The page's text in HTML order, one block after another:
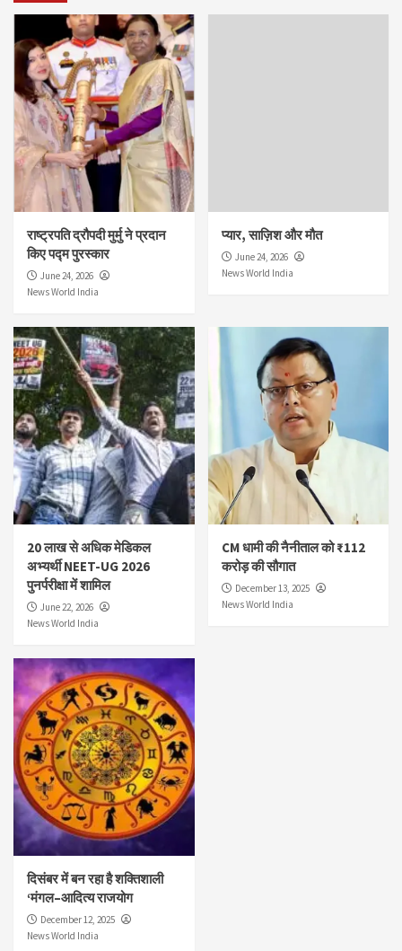
राष्ट्रपति द्रौपदी मुर्मु ने प्रदान
किए पद्म पुरस्कार
June 24, 2026
News World India
प्यार, साज़िश और मौत
June 24, 2026
News World India
20 लाख से अधिक मेडिकल
अभ्यर्थी NEET-UG 2026
पुनर्परीक्षा में शामिल
June 22, 2026
News World India
CM धामी की नैनीताल को ₹112
करोड़ की सौगात
December 13, 2025
News World India
दिसंबर में बन रहा है शक्तिशाली
‘मंगल–आदित्य राजयोग
December 12, 2025
News World India